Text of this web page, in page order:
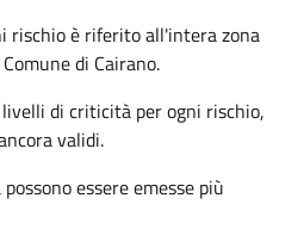
rischio è riferito all'intera zona
di Cairano.
di criticità per ogni rischio,
validi.
essere emesse più